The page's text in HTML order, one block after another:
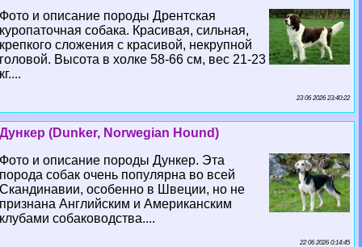
Фото и описание породы Дрентская
куропаточная собака. Красивая, сильная,
крепкого сложения с красивой, некрупной
головой. Высота в холке 58-66 см, вес 21-23
кг....
23 06 2026 23:40:22
Дункер (Dunker, Norwegian Hound)
Фото и описание породы Дункер. Эта
порода собак очень популярна во всей
Скандинавии, особенно в Швеции, но не
признана Английским и Американским
клубами собаководства....
22 06 2026 0:14:45